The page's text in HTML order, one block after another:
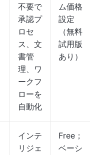
不要で
承認プ
ロセ
ス、文
書管
理、ワ
ークフ
ローを
自動化
ム価格
設定
（無料
試用版
あり）
インテ
リジェ
Free；
ベーシ